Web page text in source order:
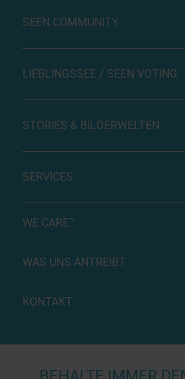
SEEN COMMUNITY
LIEBLINGSSEE / SEEN VOTING
STORIES & BILDERWELTEN
SERVICES
WE CARE™
WAS UNS ANTREIBT
KONTAKT